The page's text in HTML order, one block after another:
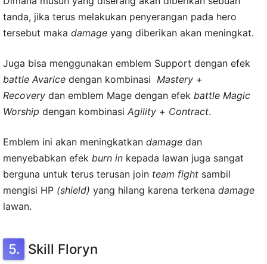
tanda, jika terus melakukan penyerangan pada hero
tersebut maka damage yang diberikan akan meningkat.
Juga bisa menggunakan emblem Support dengan efek
battle Avarice dengan kombinasi Mastery +
Recovery dan emblem Mage dengan efek battle Magic
Worship dengan kombinasi Agility + Contract.
Emblem ini akan meningkatkan damage dan
menyebabkan efek burn in kepada lawan juga sangat
berguna untuk terus terusan join team fight sambil
mengisi HP (shield) yang hilang karena terkena damage
lawan.
Skill Floryn